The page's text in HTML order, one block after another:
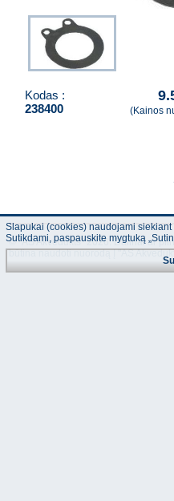
Kodas :
238400
(Kainos
© "AS Akvedukts" 2026. Dalinai ar
būtina naudoti nuorodą Į "AS
Slapukai (cookies) naudojami
Sutikdami, paspauskite mygtuką